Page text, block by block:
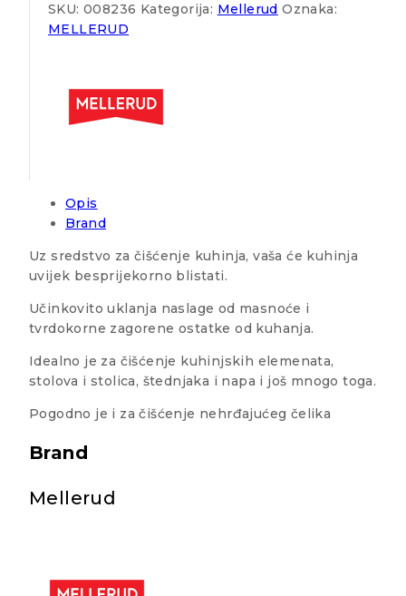
SKU: 008236 Kategorija: Mellerud Oznaka:
MELLERUD
Opis
Brand
Uz sredstvo za čišćenje kuhinja, vaša će kuhinja
uvijek besprijekorno blistati.
Učinkovito uklanja naslage od masnoće i
tvrdokorne zagorene ostatke od kuhanja.
Idealno je za čišćenje kuhinjskih elemenata,
stolova i stolica, štednjaka i napa i još mnogo toga.
Pogodno je i za čišćenje nehrđajućeg čelika
Brand
Mellerud